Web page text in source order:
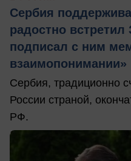
Сербия
радостно встретил
подписал с ним
взаимопонимании»
Сербия, традиционно
России страной,
РФ.